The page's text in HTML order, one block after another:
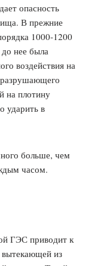
опасность
В прежние
1000-1200
нее была
воздействия на
разрушающего
на плотину
ударить в
больше, чем
часом.
ГЭС приводит к
из